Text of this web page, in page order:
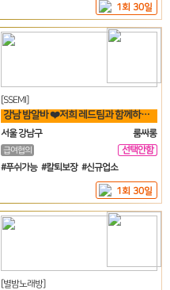
1회 30일
[SSEMI]
강남 밤알바 ❤️저희 레드팀과 함께하실분~~!!❤️
서울 강남구
룸싸롱
급여협의
선택안함
일
#푸쉬가능 #칼퇴보장 #신규업소
1회 30일
[별밤노래방]